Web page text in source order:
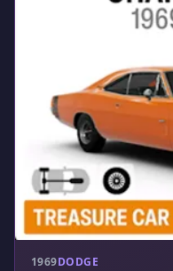
1969DODGE